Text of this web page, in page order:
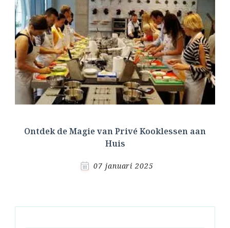
Ontdek de Magie van Privé Kooklessen aan
Huis
07 januari 2025